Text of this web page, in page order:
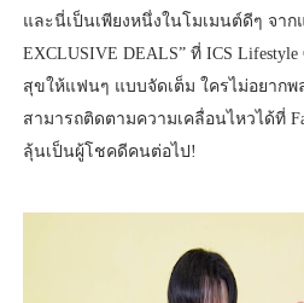
และนี่เป็นเพียงหนึ่งในโมเมนต์ดีๆ จาก
EXCLUSIVE DEALS” ที่ ICS
สุขให้แฟนๆ แบบจัดเต็ม ใครไม่อยาก
สามารถติดตามความเคลื่อนไหวได้ที่
ลุ้นเป็นผู้โชคดีคนต่อไป!